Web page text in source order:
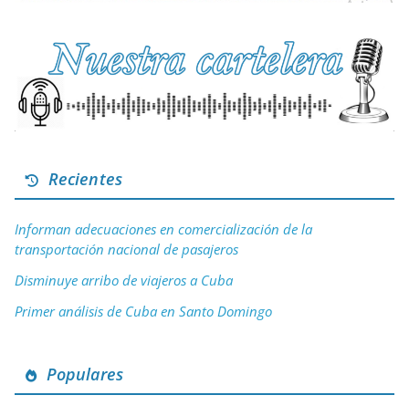
Recientes
Informan adecuaciones en comercialización de la
transportación nacional de pasajeros
Disminuye arribo de viajeros a Cuba
Primer análisis de Cuba en Santo Domingo
Populares